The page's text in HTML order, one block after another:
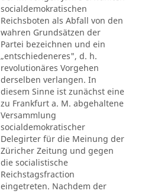
socialdemokratischen
Reichsboten als Abfall von den
wahren Grundsätzen der
Partei bezeichnen und ein
„entschiedeneres", d. h.
revolutionäres Vorgehen
derselben verlangen. In
diesem Sinne ist zunächst eine
zu Frankfurt a. M. abgehaltene
Versammlung
socialdemokratischer
Delegirter für die Meinung der
Züricher Zeitung und gegen
die socialistische
Reichstagsfraction
eingetreten. Nachdem der